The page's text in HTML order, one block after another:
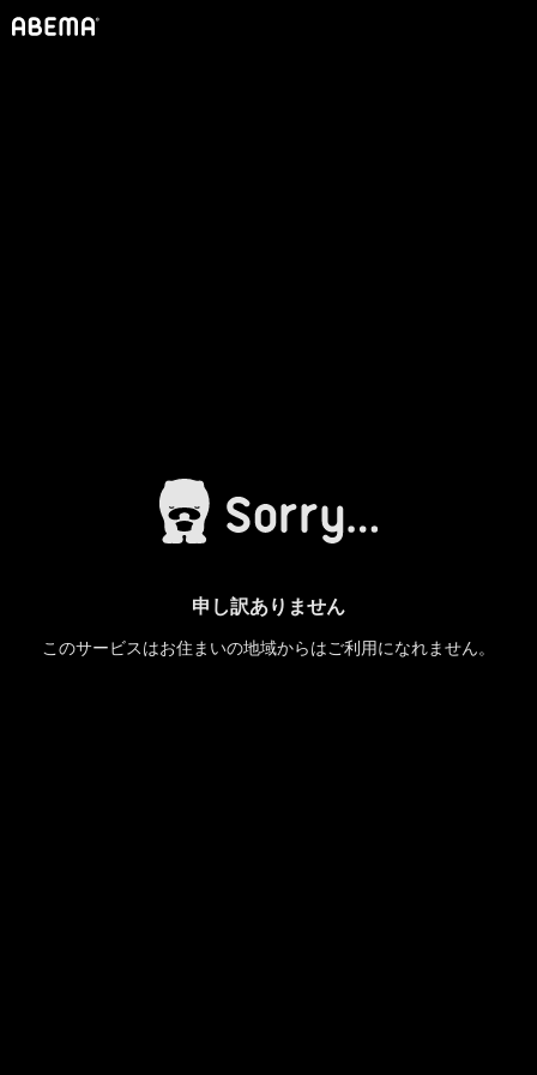
申し訳ありません
このサービスはお住まいの地域からはご利用になれません。